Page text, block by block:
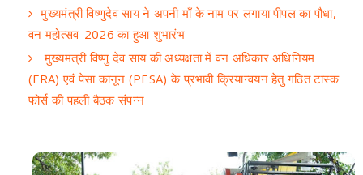
मुख्यमंत्री विष्णुदेव साय ने अपनी माँ के नाम पर लगाया पीपल का पौधा,
वन महोत्सव-2026 का हुआ शुभारंभ
मुख्यमंत्री विष्णु देव साय की अध्यक्षता में वन अधिकार अधिनियम
(FRA) एवं पेसा कानून (PESA) के प्रभावी क्रियान्वयन हेतु गठित टास्क
फोर्स की पहली बैठक संपन्न